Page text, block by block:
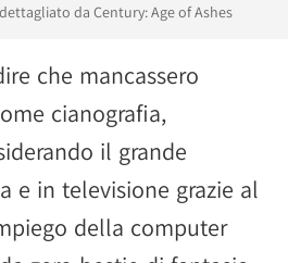
da Century: Age of Ashes
che mancassero
cianografia,
il grande
e in televisione grazie al
della computer